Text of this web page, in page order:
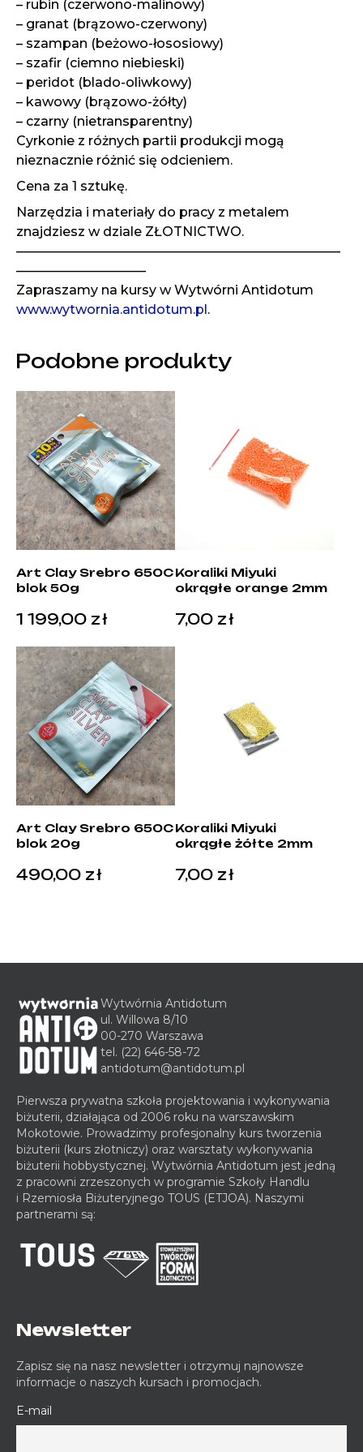
– rubin (czerwono-malinowy)
– granat (brązowo-czerwony)
– szampan (beżowo-łososiowy)
– szafir (ciemno niebieski)
– peridot (blado-oliwkowy)
– kawowy (brązowo-żółty)
– czarny (nietransparentny)
Cyrkonie z różnych partii produkcji mogą
nieznacznie różnić się odcieniem.
Cena za 1 sztukę.
Narzędzia i materiały do pracy z metalem
znajdziesz w dziale ZŁOTNICTWO.
—————————————————————————
——————————
Zapraszamy na kursy w Wytwórni Antidotum
www.wytwornia.antidotum.pl .
Podobne produkty
Art Clay Srebro 650C
blok 50g
1 199,00 zł
Koraliki Miyuki
okrągłe orange 2mm
7,00 zł
Art Clay Srebro 650C
blok 20g
490,00 zł
Koraliki Miyuki
okrągłe żółte 2mm
7,00 zł
Wytwórnia Antidotum
ul. Willowa 8/10
00-270 Warszawa
tel. (22) 646-58-72
antidotum@antidotum.pl
Pierwsza prywatna szkoła projektowania i wykonywania
biżuterii, działająca od 2006 roku na warszawskim
Mokotowie. Prowadzimy profesjonalny kurs tworzenia
biżuterii (kurs złotniczy) oraz warsztaty wykonywania
biżuterii hobbystycznej. Wytwórnia Antidotum jest jedną
z pracowni zrzeszonych w programie Szkoły Handlu
i Rzemiosła Biżuteryjnego TOUS (ETJOA). Naszymi
partnerami są:
Newsletter
Zapisz się na nasz newsletter i otrzymuj najnowsze
informacje o naszych kursach i promocjach.
E-mail